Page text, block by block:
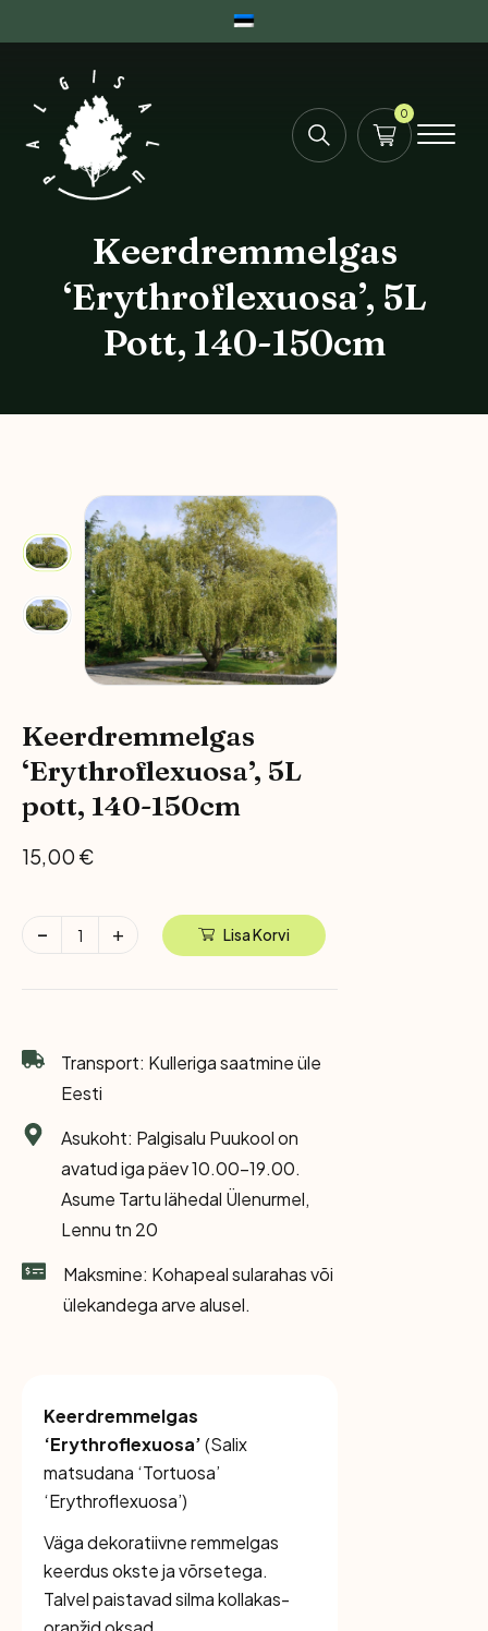
0
Keerdremmelgas
‘Erythroflexuosa’, 5L
Pott, 140-150cm
Keerdremmelgas
‘Erythroflexuosa’, 5L
pott, 140-150cm
15,00 €
Lisa Korvi
Transport: Kulleriga saatmine üle
Eesti
Asukoht: Palgisalu Puukool on
avatud iga päev 10.00-19.00.
Asume Tartu lähedal Ülenurmel,
Lennu tn 20
Maksmine: Kohapeal sularahas või
ülekandega arve alusel.
Keerdremmelgas
‘Erythroflexuosa’(Salix
matsudana ‘Tortuosa’
‘Erythroflexuosa’)
Väga dekoratiivne remmelgas
keerdus okste ja võrsetega.
Talvel paistavad silma kollakas-